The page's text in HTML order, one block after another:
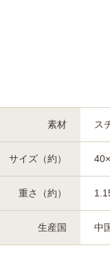
素材 ス
サイズ（約）
重さ（約）
生産国 中